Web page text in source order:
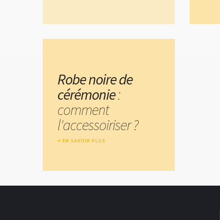
Robe noire de
cérémonie:
comment
l'accessoiriser ?
EN SAVOIR PLUS